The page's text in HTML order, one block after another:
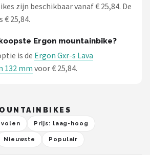
zijn beschikbaar vanaf € 25,84. De
€ 25,84.
Ergon mountainbike?
is de Ergon Gxr-s Lava
132 mm voor € 25,84.
Prijs: laag-hoog
Nieuwste Populair